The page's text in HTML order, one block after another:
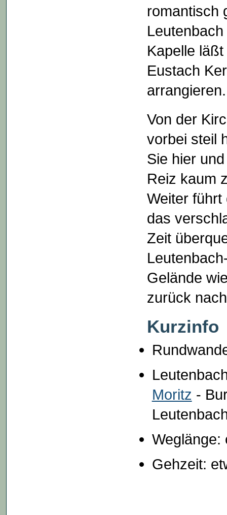
romantisch
Kapelle
Eustach
arrangieren.
Von der
vorbei steil
Sie hier
Reiz kaum
Weiter
das
Zeit
Gelände
zurück
Kurzinfo
Moritz -
Weglänge:
Gehzeit: